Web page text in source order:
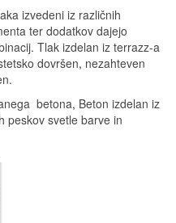
izvedeni iz različnih
ter dodatkov dajejo
Tlak izdelan iz terrazz-a
dovršen, nezahteven
betona, Beton izdelan iz
peskov svetle barve in